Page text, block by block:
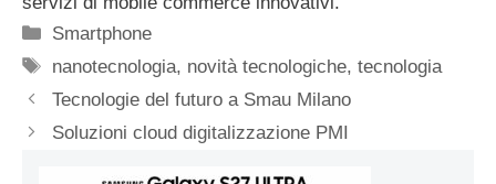
Categorie
Smartphone
Tag
nanotecnologia, novità tecnologiche,tecnologia
Tecnologie del futuro a Smau Milano
Soluzioni cloud digitalizzazione PMI